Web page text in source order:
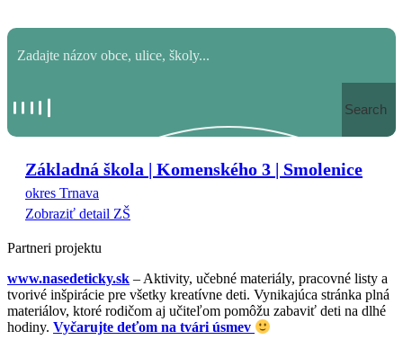
Search
Základná škola | Komenského 3 | Smolenice
okres Trnava
Zobraziť detail ZŠ
Partneri projektu
www.nasedeticky.sk – Aktivity, učebné materiály, pracovné listy a
tvorivé inšpirácie pre všetky kreatívne deti. Vynikajúca stránka plná
materiálov, ktoré rodičom aj učiteľom pomôžu zabaviť deti na dlhé
hodiny. Vyčarujte deťom na tvári úsmev